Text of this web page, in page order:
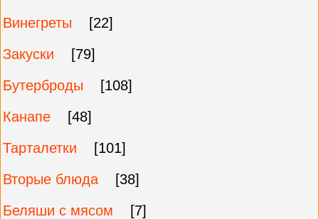
Винегреты
[22]
Закуски
[79]
Бутерброды
[108]
Канапе
[48]
Тарталетки
[101]
Вторые блюда
[38]
Беляши с мясом
[7]